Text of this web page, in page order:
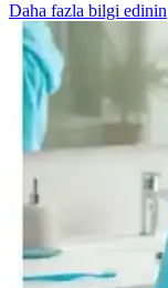
Daha fazla bilgi edinin